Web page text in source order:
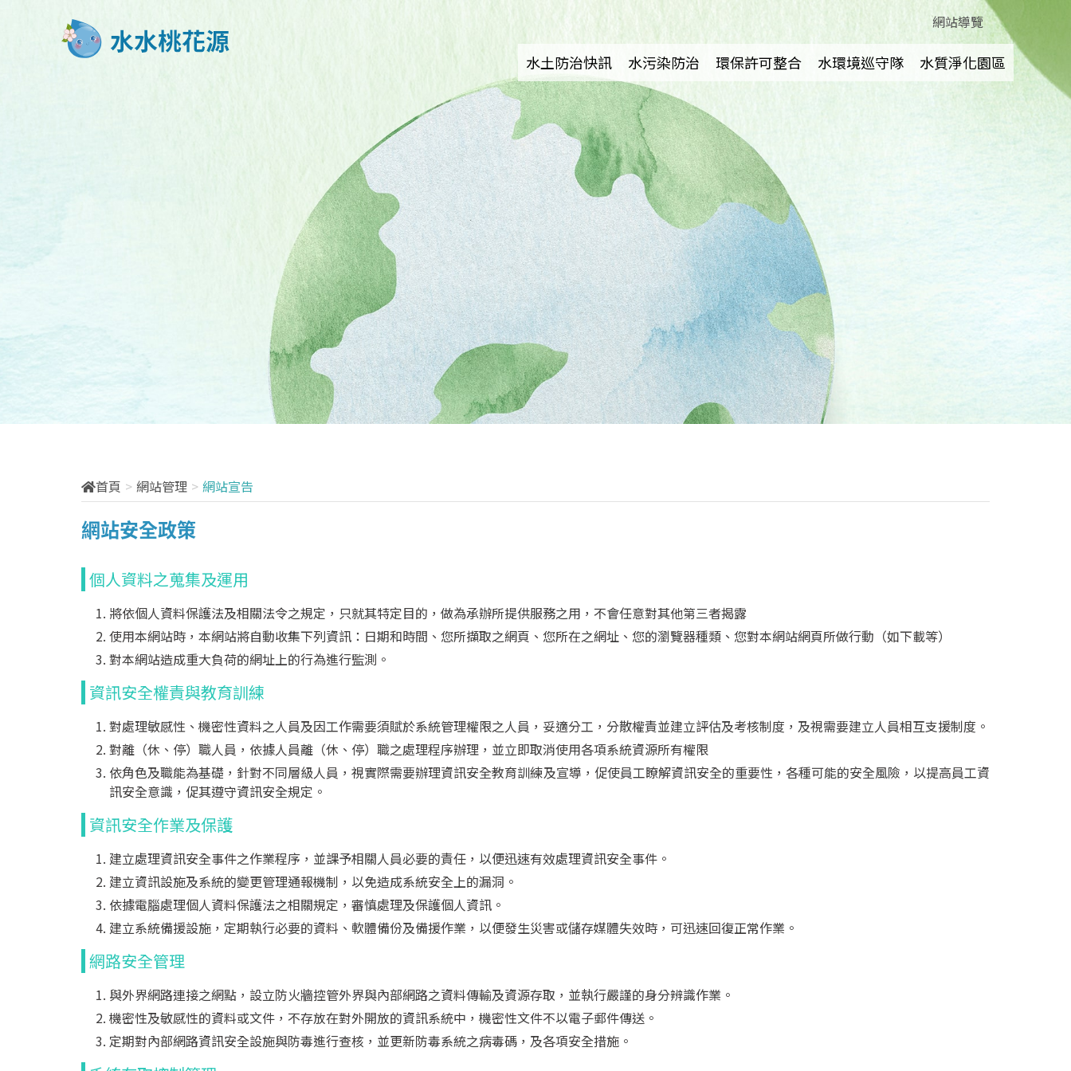
網站導覽
水土防治快訊 水污染防治 環保許可整合 水環境巡守隊 水質淨化園區
首頁 網站管理 網站宣告
網站安全政策
個人資料之蒐集及運用
將依個人資料保護法及相關法令之規定，只就其特定目的，做為承辦所提供服務之用，不會任意對其他第三者揭露
使用本網站時，本網站將自動收集下列資訊：日期和時間、您所擷取之網頁、您所在之網址、您的瀏覽器種類、您對本網站網頁所做行動（如下載等）
對本網站造成重大負荷的網址上的行為進行監測。
資訊安全權責與教育訓練
對處理敏感性、機密性資料之人員及因工作需要須賦於系統管理權限之人員，妥適分工，分散權責並建立評估及考核制度，及視需要建立人員相互支援制度。
對離（休、停）職人員，依據人員離（休、停）職之處理程序辦理，並立即取消使用各項系統資源所有權限
依角色及職能為基礎，針對不同層級人員，視實際需要辦理資訊安全教育訓練及宣導，促使員工瞭解資訊安全的重要性，各種可能的安全風險，以提高員工資
訊安全意識，促其遵守資訊安全規定。
資訊安全作業及保護
建立處理資訊安全事件之作業程序，並課予相關人員必要的責任，以便迅速有效處理資訊安全事件。
建立資訊設施及系統的變更管理通報機制，以免造成系統安全上的漏洞。
依據電腦處理個人資料保護法之相關規定，審慎處理及保護個人資訊。
建立系統備援設施，定期執行必要的資料、軟體備份及備援作業，以便發生災害或儲存媒體失效時，可迅速回復正常作業。
網路安全管理
與外界網路連接之網點，設立防火牆控管外界與內部網路之資料傳輸及資源存取，並執行嚴謹的身分辨識作業。
機密性及敏感性的資料或文件，不存放在對外開放的資訊系統中，機密性文件不以電子郵件傳送。
定期對內部網路資訊安全設施與防毒進行查核，並更新防毒系統之病毒碼，及各項安全措施。